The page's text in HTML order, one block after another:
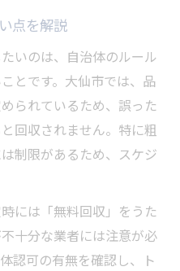
点を解説
いのは、自治体のルール
とです。大仙市では、品
られているため、誤った
回収されません。特に粗
制限があるため、スケジ
には「無料回収」をうた
十分な業者には注意が必
認可の有無を確認し、ト